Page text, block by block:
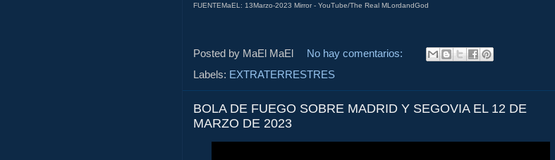
FUENTEMaEL: 13Marzo-2023 Mirror - YouTube/The Real MLordandGod
Posted by MaEl MaEl
No hay comentarios:
Labels: EXTRATERRESTRES
BOLA DE FUEGO SOBRE MADRID Y SEGOVIA EL 12 DE
MARZO DE 2023